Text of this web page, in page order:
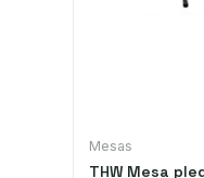
Mesas
THW Mesa